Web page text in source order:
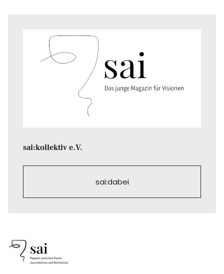
sai:kollektiv e.V.
sai:dabei